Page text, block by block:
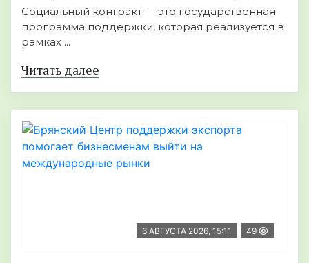
Социальный контракт — это государственная
программа поддержки, которая реализуется в
рамках ...
Читать далее
6 АВГУСТА 2026, 15:11 49